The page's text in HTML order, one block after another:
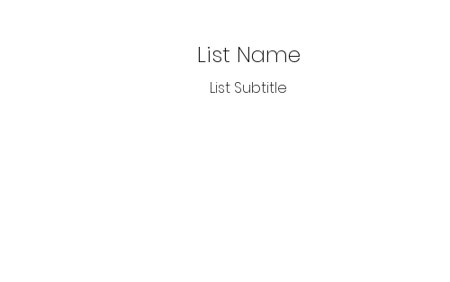
List Subtitle
List Name